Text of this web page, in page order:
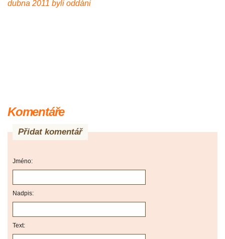
dubna 2011 byli oddáni
Komentáře
Přidat komentář
Jméno:
Nadpis:
Text: